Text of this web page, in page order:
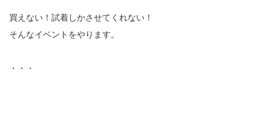
買えない！試着しかさせてくれない！
そんなイベントをやります。
・・・